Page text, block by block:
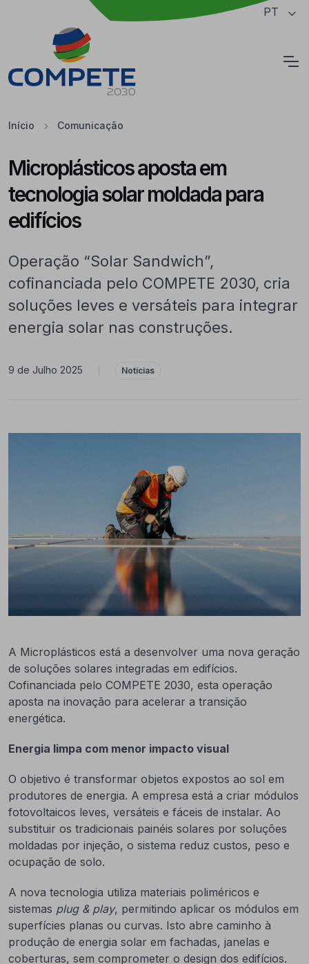
Saltar para o conteúdo principal da página PT
Início Comunicação
Microplásticos aposta em
tecnologia solar moldada para
edifícios
Operação “Solar Sandwich”,
cofinanciada pelo COMPETE 2030, cria
soluções leves e versáteis para integrar
energia solar nas construções.
9 de Julho 2025 Notícias
A Microplásticos está a desenvolver uma nova geração
de soluções solares integradas em edifícios.
Cofinanciada pelo COMPETE 2030, esta operação
aposta na inovação para acelerar a transição
energética.
Energia limpa com menor impacto visual
O objetivo é transformar objetos expostos ao sol em
produtores de energia. A empresa está a criar módulos
fotovoltaicos leves, versáteis e fáceis de instalar. Ao
substituir os tradicionais painéis solares por soluções
moldadas por injeção, o sistema reduz custos, peso e
ocupação de solo.
A nova tecnologia utiliza materiais poliméricos e
sistemas plug & play, permitindo aplicar os módulos em
superfícies planas ou curvas. Isto abre caminho à
produção de energia solar em fachadas, janelas e
coberturas, sem comprometer o design dos edifícios.